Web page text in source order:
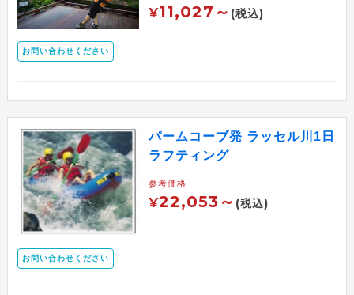
お問い合わせください
¥11,027～ (税込)
お問い合わせください
パームコーブ発 ラッセル川1日
ラフティング
参考価格
¥22,053～ (税込)